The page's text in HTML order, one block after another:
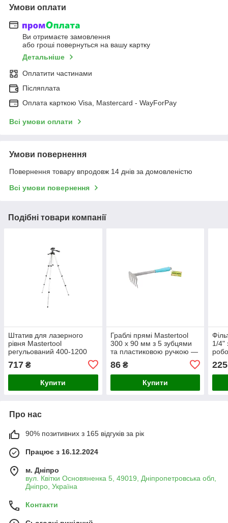
Умови оплати
Ви отримаєте замовлення
або гроші повернуться на вашу картку
Детальніше
Оплатити частинами
Післяплата
Оплата карткою Visa, Mastercard - WayForPay
Всі умови оплати
Умови повернення
Повернення товару впродовж 14 днів за домовленістю
Всі умови повернення
Подібні товари компанії
Штатив для лазерного
рівня Mastertool
регульований 400-1200
алюмінієвий легкий з
компактною вагою
717 ₴
Купити
Граблі прямі Mastertool
300 x 90 мм з 5 зубцями
та пластиковою ручкою —
садових та господарських
робіт
86₴
Купити
1/4"
хв,
225
Про нас
90% позитивних з 165 відгуків за рік
Працює з 16.12.2024
м. Дніпро
вул. Квітки Основяненка 5, 49019, Дніпропетровська обл,
Дніпро, Україна
Контакти